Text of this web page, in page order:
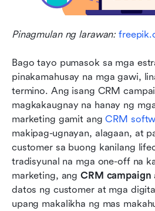
Pinagmulan ng larawan:
Bago tayo pumasok sa mga
pinakamahusay na mga gawi,
termino. Ang isang CRM
magkakaugnay na hanay ng
marketing gamit ang CRM
makipag-ugnayan, alagaan, at
customer sa buong kanilang
tradisyunal na mga one-off na
marketing, ang CRM campaign
datos ng customer at mga
upang makalikha ng mas